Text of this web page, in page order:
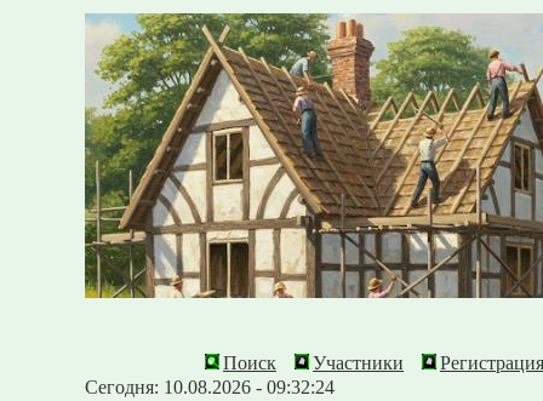
Поиск Участники
Регистрация
Сегодня: 10.08.2026 - 09:32:24